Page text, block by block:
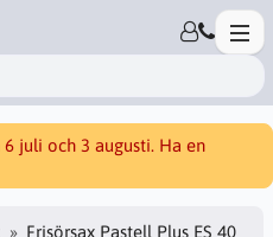
juli och 3 augusti. Ha en
Frisörsax Pastell Plus ES 40